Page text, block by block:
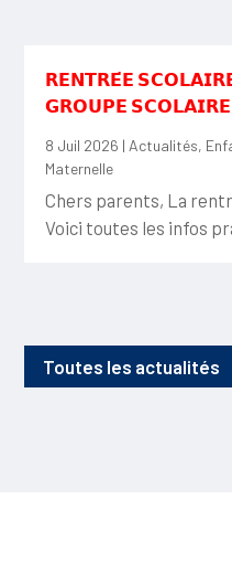
𝗥𝗘𝗡𝗧𝗥𝗘́𝗘
𝗚𝗥𝗢𝗨𝗣𝗘 𝗦𝗖𝗢𝗟𝗔𝗜𝗥𝗘
8 Juil 2026 | Actualités,
Maternelle
Chers parents, La
Voici toutes les infos
Toutes les actualités